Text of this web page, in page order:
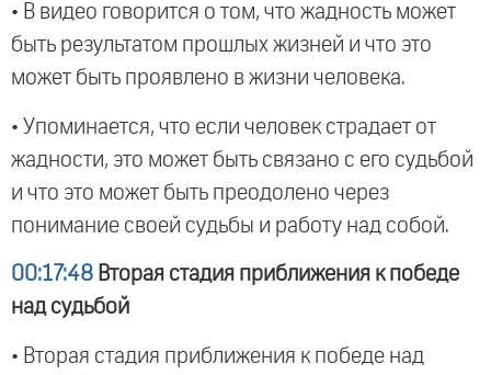
• В видео говорится о том, что жадность может
быть результатом прошлых жизней и что это
может быть проявлено в жизни человека.
• Упоминается, что если человек страдает от
жадности, это может быть связано с его судьбой
и что это может быть преодолено через
понимание своей судьбы и работу над собой.
00:17:48 Вторая стадия приближения к победе
над судьбой
• Вторая стадия приближения к победе над